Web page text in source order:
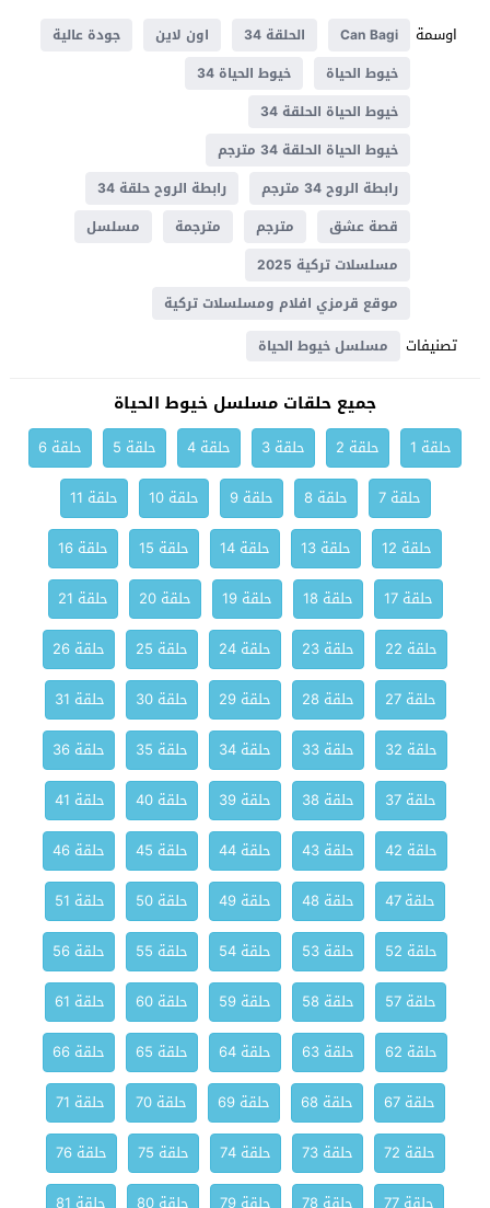
اوسمة
Can Bagi الحلقة 34 اون لاين
جودة عالية
خيوط الحياة
خيوط الحياة 34
خيوط الحياة الحلقة 34
خيوط الحياة الحلقة 34 مترجم
رابطة الروح 34 مترجم
رابطة الروح حلقة 34
قصة عشق
مترجم مترجمة
مسلسل
مسلسلات تركية 2025
موقع قرمزي افلام ومسلسلات تركية
تصنيفات مسلسل خيوط الحياة
جميع حلقات مسلسل خيوط الحياة
حلقة 1 حلقة 2 حلقة 3 حلقة 4 حلقة 5
حلقة 6
حلقة 7
حلقة 8 حلقة 9 حلقة 10
حلقة 11
حلقة 12
حلقة 13 حلقة 14 حلقة 15
حلقة 16
حلقة 17
حلقة 18 حلقة 19 حلقة 20
حلقة 21
حلقة 22
حلقة 23 حلقة 24 حلقة 25
حلقة 26
حلقة 27
حلقة 28 حلقة 29 حلقة 30
حلقة 31
حلقة 32
حلقة 33 حلقة 34 حلقة 35
حلقة 36
حلقة 37
حلقة 38 حلقة 39 حلقة 40
حلقة 41
حلقة 42
حلقة 43 حلقة 44 حلقة 45
حلقة 46
حلقة 47
حلقة 48 حلقة 49 حلقة 50
حلقة 51
حلقة 52
حلقة 53 حلقة 54 حلقة 55
حلقة 56
حلقة 57
حلقة 58 حلقة 59 حلقة 60
حلقة 61
حلقة 62
حلقة 63 حلقة 64 حلقة 65
حلقة 66
حلقة 67
حلقة 68 حلقة 69 حلقة 70
حلقة 71
حلقة 72
حلقة 73 حلقة 74 حلقة 75
حلقة 76